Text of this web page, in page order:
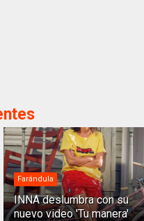
Farándula
INNA deslumbra con su
nuevo video 'Tu manera'